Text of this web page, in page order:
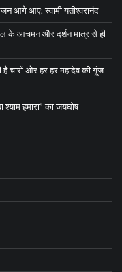
आगे आए: स्वामी यतीश्वरानंद
के आचमन और दर्शन मात्र से ही
है चारों ओर हर हर महादेव की गूंज
श्याम हमारा” का जयघोष